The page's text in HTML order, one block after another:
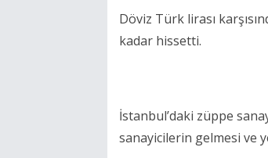
Döviz Türk lirası
kadar hissetti.
İstanbul’daki züppe
sanayicilerin gelmesi ve